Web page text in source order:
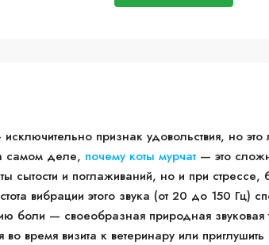
признак удовольствия, но
самом деле, почему коты мурчат — это
сытости и поглаживаний, но и при
вибрации этого звука (от 20 до 150 Гц)
боли — своеобразная природная
время визита к ветеринару или